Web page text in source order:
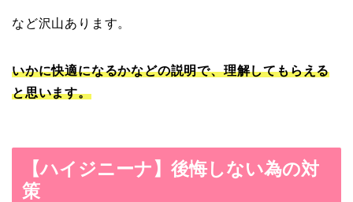
など沢山あります。
いかに快適になるかなどの説明で、理解してもらえる
と思います。
【ハイジニーナ】後悔しない為の対
策